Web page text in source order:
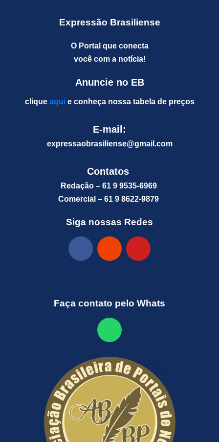
Expressão Brasiliense
O Portal que conecta
você com a notícia!
Anuncie no EB
clique aquie conheça nossa tabela de preços
E-mail:
expressaobrasiliense@gmail.com
Contatos
Redação – 61 9 9535-6969
Comercial – 61 9 8622-9879
Siga nossas Redes
Faça contato pelo Whats